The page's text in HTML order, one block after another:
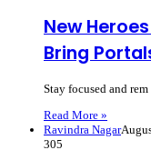
New
Bring
Stay focused and rem
Read More »
Ravindra Nagar
305